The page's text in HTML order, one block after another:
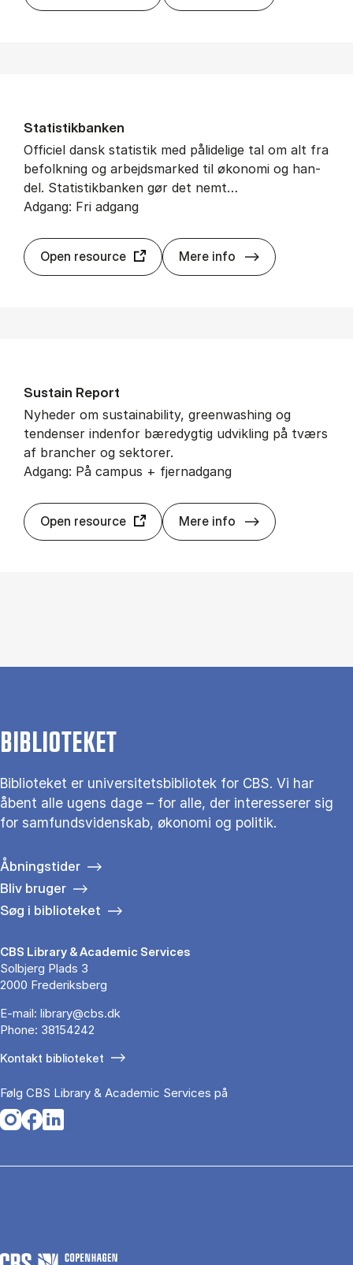
Sta­ti­stik­ban­ken
Of­fi­ci­el dansk sta­ti­stik med på­li­de­li­ge tal om alt fra
be­folk­ning og ar­bejds­mar­ked til øko­no­mi og han­
del. Sta­ti­stik­ban­ken gør det nemt…
Adgang: Fri adgang
Open resource Mere info Sta­ti­stik­ban­ken
Sustain Report
Nyheder om sustainability, greenwashing og
tendenser indenfor bæredygtig udvikling på tværs
af brancher og sektorer.
Adgang: På campus + fjernadgang
Open resource Mere info Sustain Report
BIBLIOTEKET
Biblioteket er universitetsbibliotek for CBS. Vi har
åbent alle ugens dage – for alle, der interesserer sig
for samfundsvidenskab, økonomi og politik.
Åbningstider
Bliv bruger
Søg i biblioteket
CBS Library & Academic Services
Solbjerg Plads 3
2000 Frederiksberg
E-mail: library@cbs.dk
Phone: 38154242
Kontakt biblioteket
Følg CBS Library & Academic Services på
Opens in a new tab
Opens in a new tab
Opens in a new tab